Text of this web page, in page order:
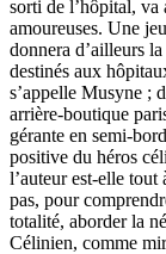
sorti de l’hôpital, va
amoureuses. Une
donnera d’ailleurs
destinés aux
s’appelle Musyne ;
arrière-boutique
gérante en semi-
positive du héros
l’auteur est-elle
pas, pour
totalité, aborder la
Célinien, comme